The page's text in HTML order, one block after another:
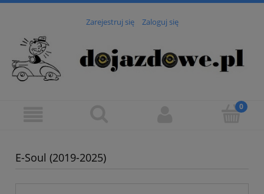
Zarejestruj się Zaloguj się
E-Soul (2019-2025)